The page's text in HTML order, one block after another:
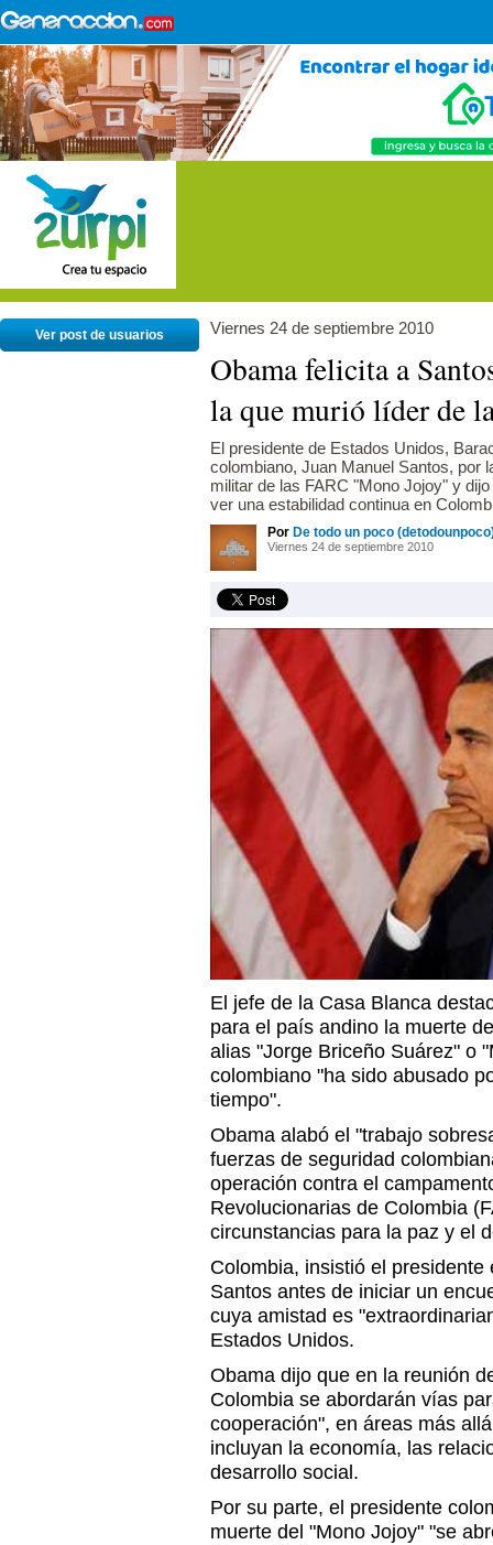
Ver post de usuarios Viernes 24 de septiembre 2010
Obama felicita a
la que murió líder de
El presidente de Estados Unidos,
colombiano, Juan Manuel Santos, por
militar de las FARC "Mono Jojoy" y
ver una estabilidad continua en
Por De todo un poco
Viernes 24 de septiembre 2010
El jefe de la Casa Blanca
para el país andino la muerte
alias "Jorge Briceño Suárez" o
colombiano "ha sido abusado
tiempo".
Obama alabó el "trabajo
fuerzas de seguridad
operación contra el
Revolucionarias de Colombia
circunstancias para la paz y el
Colombia, insistió el
Santos antes de iniciar un
cuya amistad es
Estados Unidos.
Obama dijo que en la reunión
Colombia se abordarán vías
cooperación", en áreas más
incluyan la economía, las
desarrollo social.
Por su parte, el presidente
muerte del "Mono Jojoy" "se